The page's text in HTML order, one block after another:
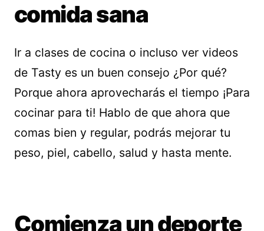
comida sana
Ir a clases de cocina o incluso ver videos
de Tasty es un buen consejo ¿Por qué?
Porque ahora aprovecharás el tiempo ¡Para
cocinar para ti! Hablo de que ahora que
comas bien y regular, podrás mejorar tu
peso, piel, cabello, salud y hasta mente.
Comienza un deporte